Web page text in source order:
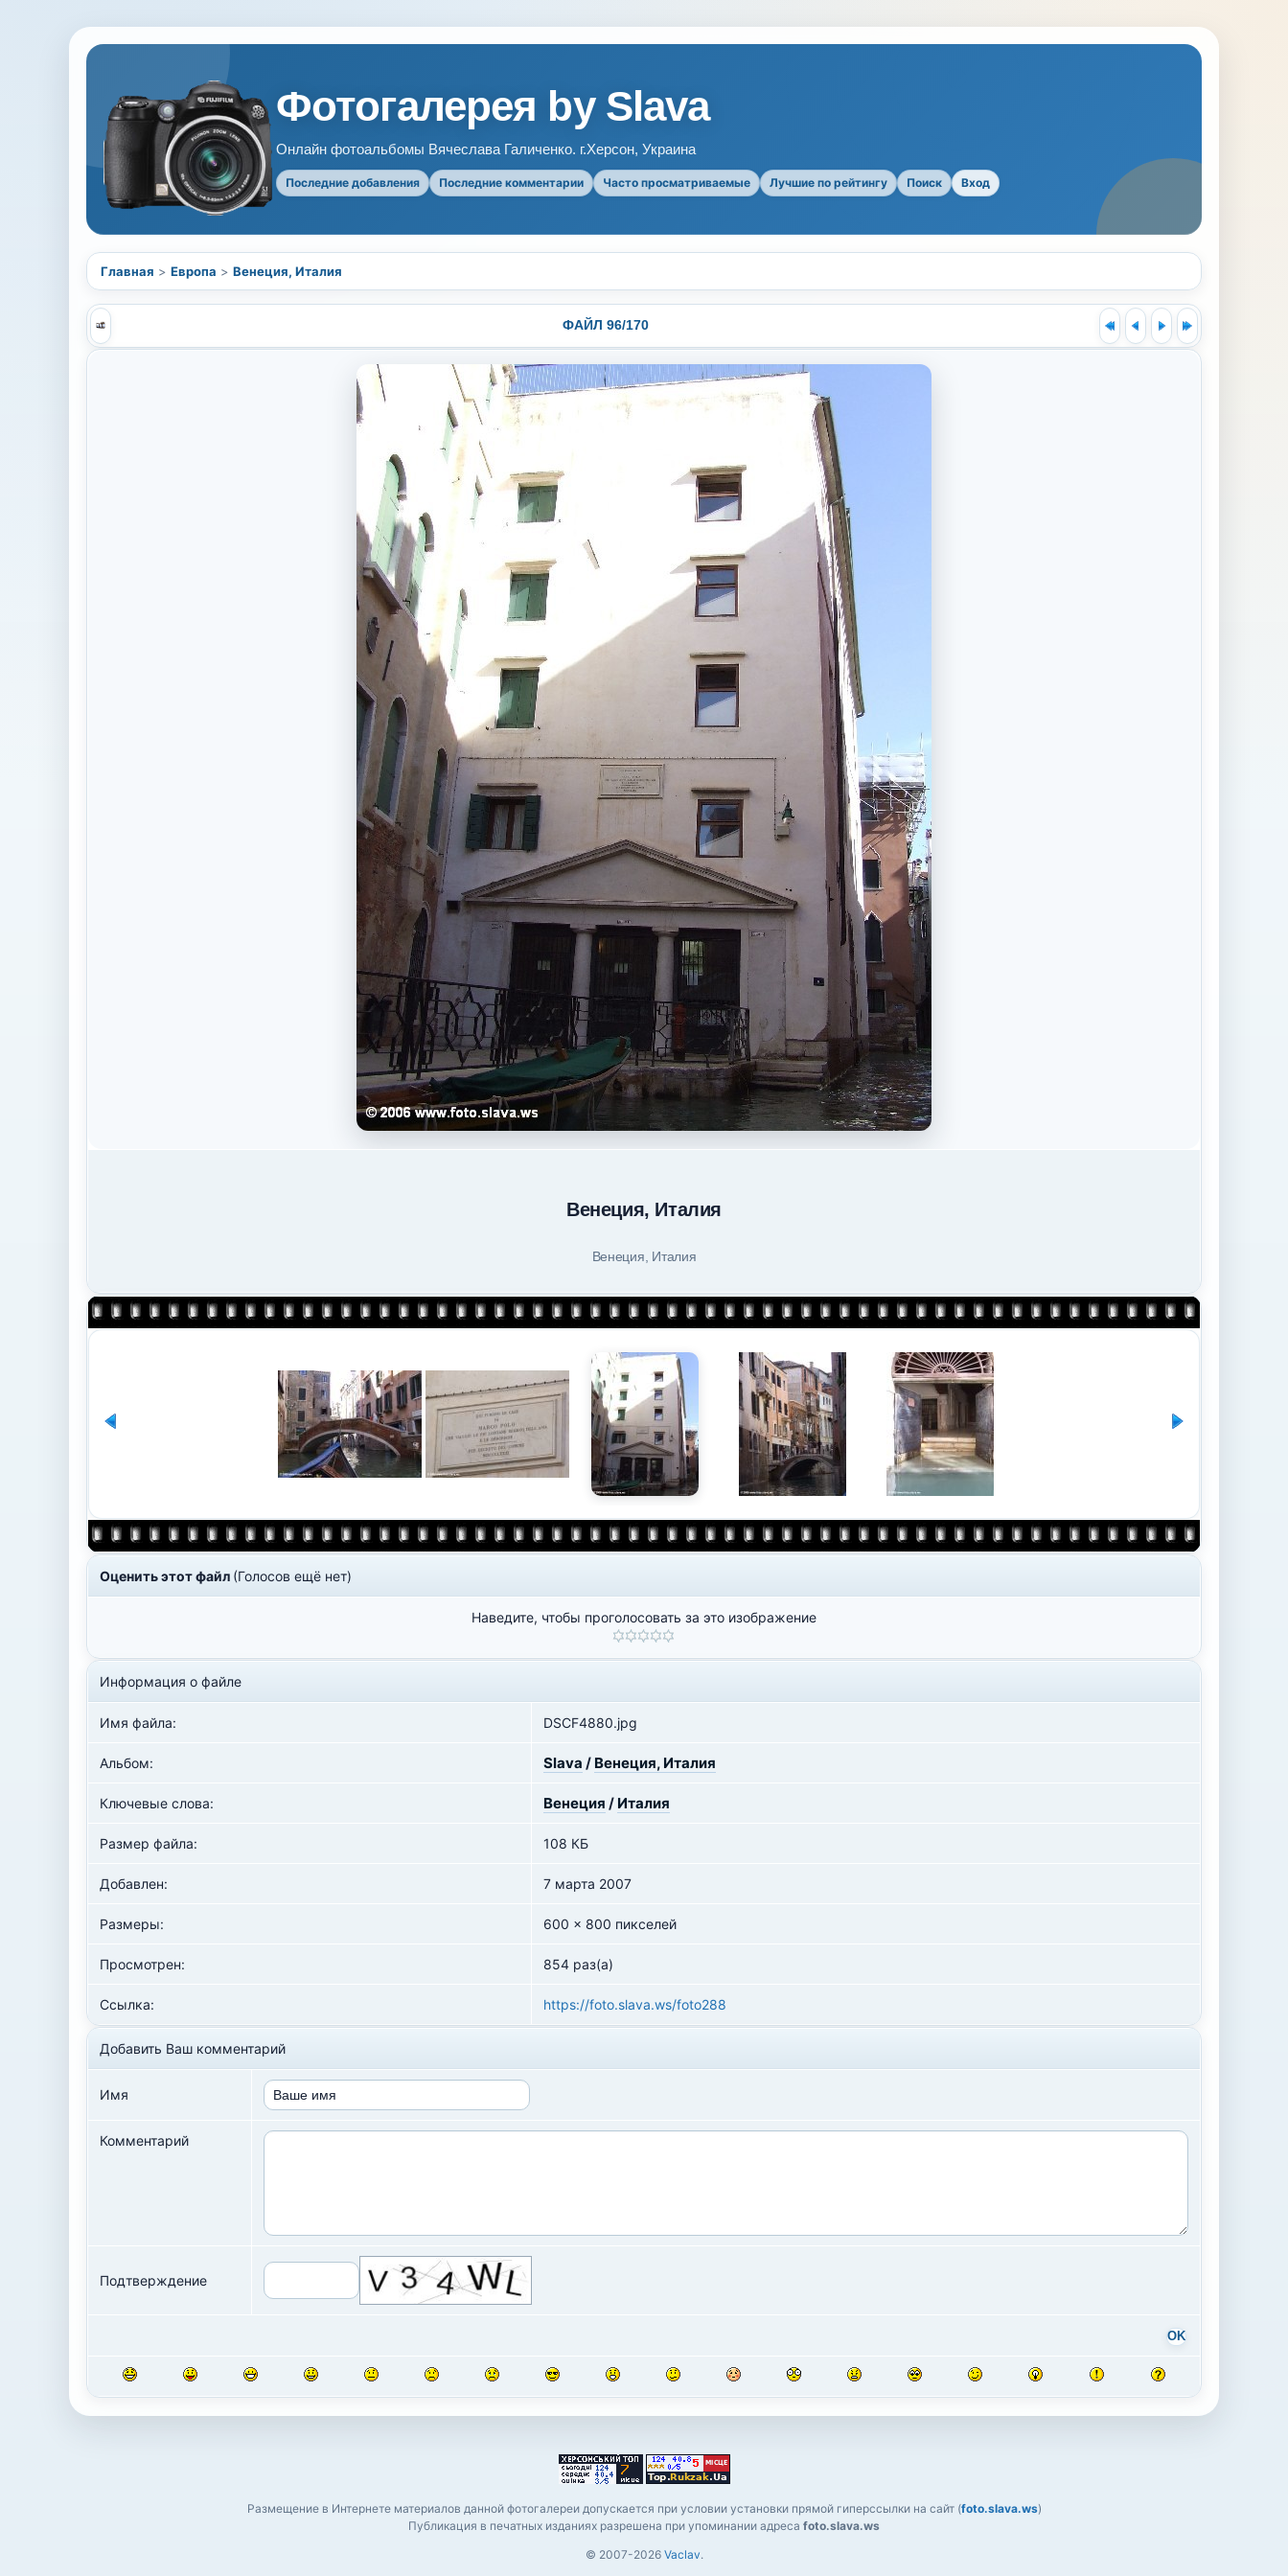
Фотогалерея by Slava
Онлайн фотоальбомы Вячеслава Галиченко. г.Херсон, Украина
Последние добавления Последние комментарии Часто просматриваемые Лучшие по рейтингу Поиск Вход
Главная > Европа > Венеция, Италия
ФАЙЛ 96/170
Венеция, Италия
Венеция, Италия
Оценить этот файл (Голосов ещё нет)
Наведите, чтобы проголосовать за это изображение
Информация о файле
Имя файла: DSCF4880.jpg
Альбом: Slava / Венеция, Италия
Ключевые слова: Венеция / Италия
Размер файла: 108 КБ
Добавлен: 7 марта 2007
Размеры: 600 x 800 пикселей
Просмотрен: 854 раз(а)
Ссылка: https://foto.slava.ws/foto288
Добавить Ваш комментарий
Имя
Комментарий
Подтверждение
OK
Размещение в Интернете материалов данной фотогалереи допускается при условии установки прямой гиперссылки на сайт (foto.slava.ws)
Публикация в печатных изданиях разрешена при упоминании адреса foto.slava.ws
© 2007-2026 Vaclav.